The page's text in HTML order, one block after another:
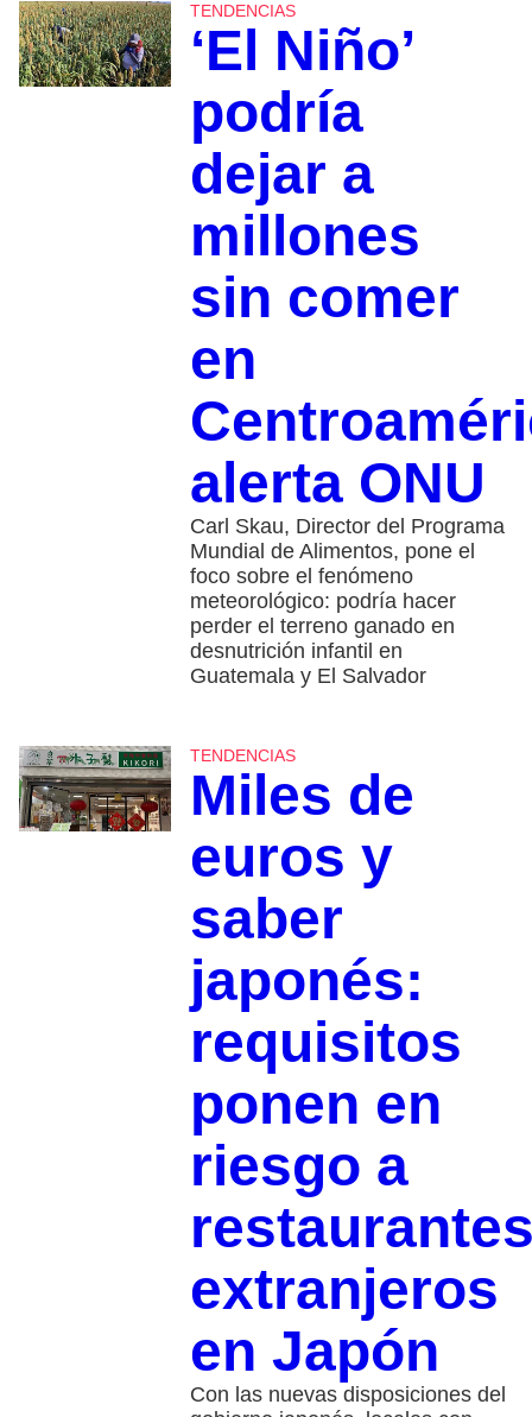
TENDENCIAS
‘El Niño’
podría
dejar a
millones
sin comer
en
alerta ONU
Carl Skau, Director del Programa
Mundial de Alimentos, pone el
foco sobre el fenómeno
meteorológico: podría hacer
perder el terreno ganado en
desnutrición infantil en
Guatemala y El Salvador
TENDENCIAS
Miles de
euros y
saber
japonés:
requisitos
ponen en
riesgo a
extranjeros
en Japón
Con las nuevas disposiciones del